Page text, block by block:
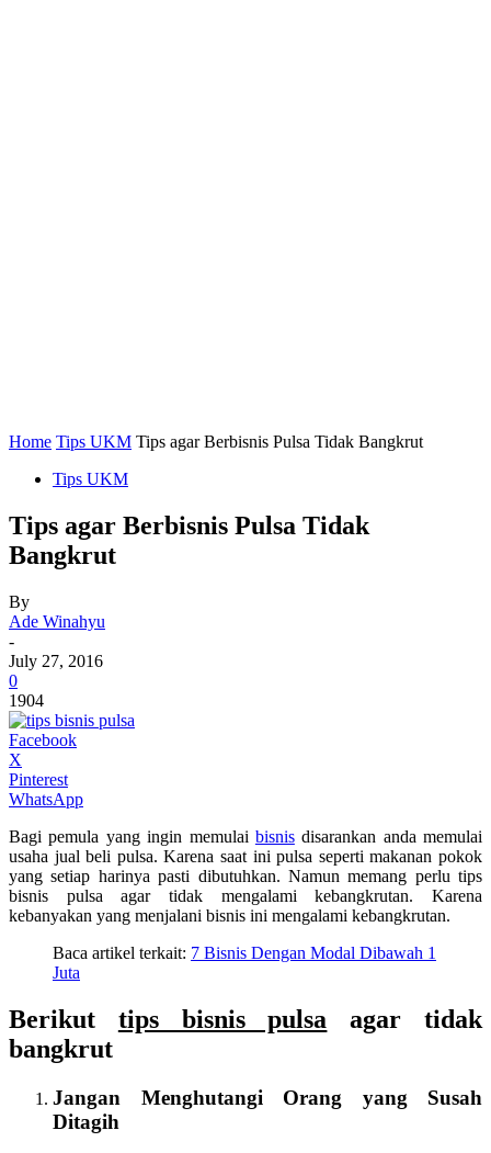
Home Tips UKM Tips agar Berbisnis Pulsa Tidak Bangkrut
Tips UKM
Tips agar Berbisnis Pulsa Tidak
Bangkrut
By
Ade Winahyu
-
July 27, 2016
0
1904
Facebook
X
Pinterest
WhatsApp
Bagi pemula yang ingin memulai bisnisdisarankan anda memulai
usaha jual beli pulsa. Karena saat ini pulsa seperti makanan pokok
yang setiap harinya pasti dibutuhkan. Namun memang perlu tips
bisnis pulsa agar tidak mengalami kebangkrutan. Karena
kebanyakan yang menjalani bisnis ini mengalami kebangkrutan.
Baca artikel terkait: 7 Bisnis Dengan Modal Dibawah 1
Juta
Berikut tips bisnis pulsa agar tidak
bangkrut
Jangan Menghutangi Orang yang Susah
Ditagih